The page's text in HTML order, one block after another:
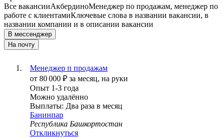
Все вакансииАкбердиноМенеджер по продажам, менеджер по
работе с клиентамиКлючевые слова в названии вакансии, в
названии компании и в описании вакансии
В мессенджер
На почту
Менеджер п продажам
от 80 000 ₽ за месяц, на руки
Опыт 1-3 года
Можно удалённо
Выплаты: Два раза в месяц
Банинпар
Республика Башкортостан
Откликнуться